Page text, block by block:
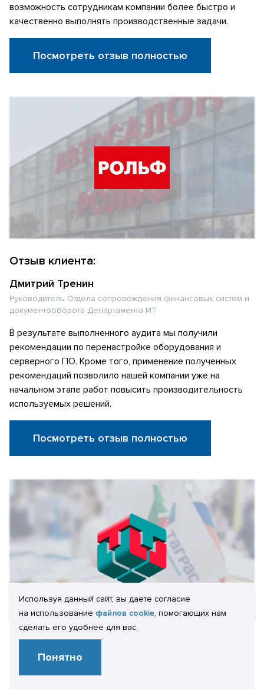
возможность сотрудникам компании более быстро и
качественно выполнять производственные задачи.
Посмотреть отзыв полностью
Отзыв клиента:
Дмитрий Тренин
Руководитель Отдела сопровождения финансовых систем и
документооборота Департамента ИТ
В результате выполненного аудита мы получили
рекомендации по перенастройке оборудования и
серверного ПО. Кроме того, применение полученных
рекомендаций позволило нашей компании уже на
начальном этапе работ повысить производительность
используемых решений.
Посмотреть отзыв полностью
Отзыв клиента:
Используя данный сайт, вы даете согласие
на использование файлов cookie, помогающих нам
сделать его удобнее для вас.
Понятно